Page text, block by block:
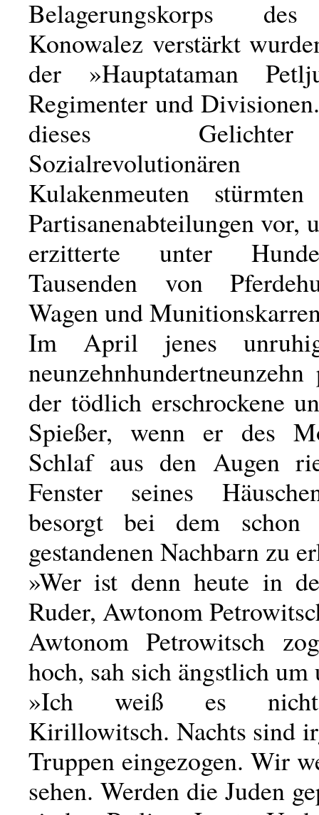
Belagerungskorps
Konowalez verstärkt
der »Hauptataman
Regimenter und
dieses
Kulakenmeuten
Partisanenabteilungen vor,
erzitterte unter
Tausenden von
Wagen und
Im April jenes
der tödlich erschrockene
Spießer, wenn er des
Schlaf aus den Augen
Fenster seines
besorgt bei dem
gestandenen Nachbarn zu
»Wer ist denn heute in
Ruder, Awtonom
Awtonom Petrowitsch
hoch, sah sich ängstlich um
»Ich weiß es
Kirillowitsch. Nachts sind
Truppen eingezogen. Wir
sehen. Werden die Juden